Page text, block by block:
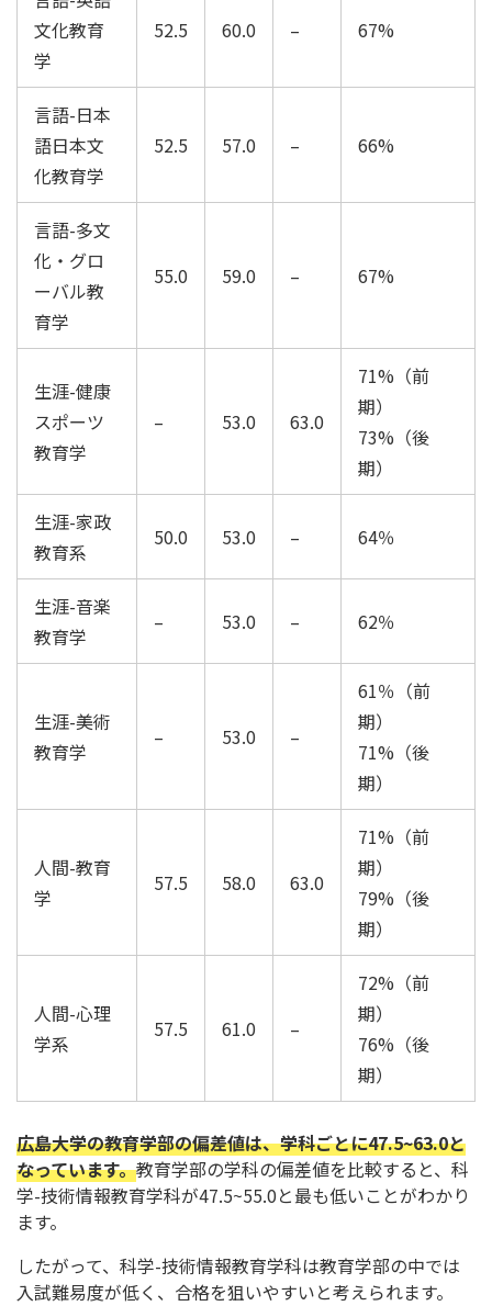
文化教育
学
52.5 60.0 – 67%
言語-日本
語日本文
化教育学
52.5 57.0 – 66%
言語-多文
化・グロ
ーバル教
育学
55.0 59.0 – 67%
生涯-健康
スポーツ
教育学
– 53.0 63.0
71%（前
期）
73%（後
期）
生涯-家政
教育系
50.0 53.0 – 64％
生涯-音楽
教育学
– 53.0 – 62％
生涯-美術
教育学
– 53.0 –
61％（前
期）
71%（後
期）
人間-教育
学
57.5 58.0 63.0
71%（前
期）
79%（後
期）
人間-心理
学系
57.5 61.0 –
72%（前
期）
76%（後
期）
広島大学の教育学部の偏差値は、学科ごとに47.5~63.0と
なっています。教育学部の学科の偏差値を比較すると、科
学-技術情報教育学科が47.5~55.0と最も低いことがわかり
ます。
したがって、科学-技術情報教育学科は教育学部の中では
入試難易度が低く、合格を狙いやすいと考えられます。